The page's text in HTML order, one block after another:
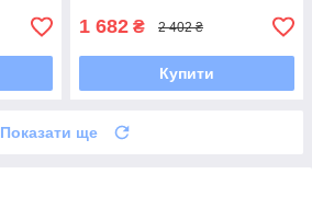
1 682 ₴ 2 402 ₴
Купити
Показати ще